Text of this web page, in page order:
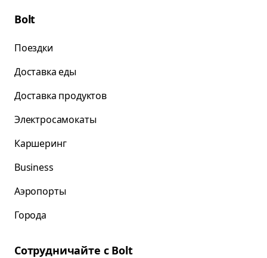
Bolt
Поездки
Доставка еды
Доставка продуктов
Электросамокаты
Каршеринг
Business
Аэропорты
Города
Сотрудничайте с Bolt